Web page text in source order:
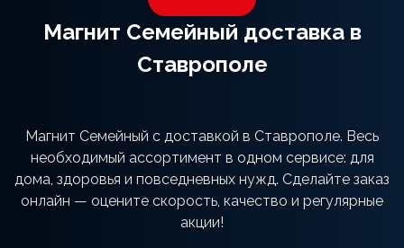
Магнит Семейный доставка в
Ставрополе
Магнит Семейный с доставкой в Ставрополе. Весь
необходимый ассортимент в одном сервисе: для
дома, здоровья и повседневных нужд. Сделайте заказ
онлайн — оцените скорость, качество и регулярные
акции!